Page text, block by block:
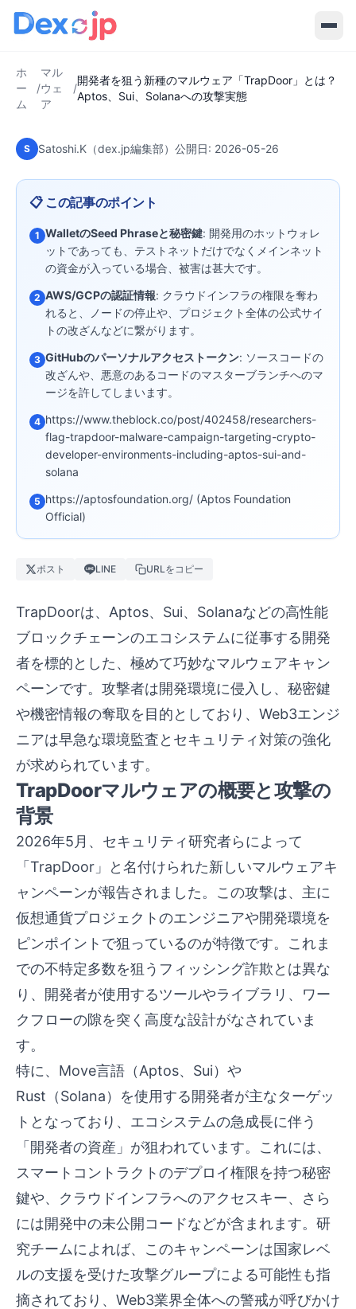
ホ
ー
ム
/
マル
ウェ
ア
/
開発者を狙う新種のマルウェア「TrapDoor」とは？
Aptos、Sui、Solanaへの攻撃実態
開発者を狙う新種のマルウェア
Solanaへの攻撃実態
S Satoshi.K（dex.jp編集部） 公開日: 2026-05-26
📋 この記事のポイント
1 WalletのSeed Phraseと秘密鍵: 開発用のホットウォレ
ットであっても、テストネットだけでなくメインネット
の資金が入っている場合、被害は甚大です。
2 AWS/GCPの認証情報: クラウドインフラの権限を奪わ
れると、ノードの停止や、プロジェクト全体の公式サイ
トの改ざんなどに繋がります。
3 GitHubのパーソナルアクセストークン: ソースコードの
改ざんや、悪意のあるコードのマスターブランチへのマ
ージを許してしまいます。
4 https://www.theblock.co/post/402458/researchers-
flag-trapdoor-malware-campaign-targeting-crypto-
developer-environments-including-aptos-sui-and-
solana
5 https://aptosfoundation.org/ (Aptos Foundation
Official)
ポスト LINE URLをコピー
TrapDoorは、Aptos、Sui、Solanaなどの高性能
ブロックチェーンのエコシステムに従事する開発
者を標的とした、極めて巧妙なマルウェアキャン
ペーンです。攻撃者は開発環境に侵入し、秘密鍵
や機密情報の奪取を目的としており、Web3エンジ
ニアは早急な環境監査とセキュリティ対策の強化
が求められています。
TrapDoorマルウェアの概要と攻撃の
背景
2026年5月、セキュリティ研究者らによって
「TrapDoor」と名付けられた新しいマルウェアキ
ャンペーンが報告されました。この攻撃は、主に
仮想通貨プロジェクトのエンジニアや開発環境を
ピンポイントで狙っているのが特徴です。これま
での不特定多数を狙うフィッシング詐欺とは異な
り、開発者が使用するツールやライブラリ、ワー
クフローの隙を突く高度な設計がなされていま
す。
特に、Move言語（Aptos、Sui）や
Rust（Solana）を使用する開発者が主なターゲッ
トとなっており、エコシステムの急成長に伴う
「開発者の資産」が狙われています。これには、
スマートコントラクトのデプロイ権限を持つ秘密
鍵や、クラウドインフラへのアクセスキー、さら
には開発中の未公開コードなどが含まれます。研
究チームによれば、このキャンペーンは国家レベ
ルの支援を受けた攻撃グループによる可能性も指
摘されており、Web3業界全体への警戒が呼びかけ